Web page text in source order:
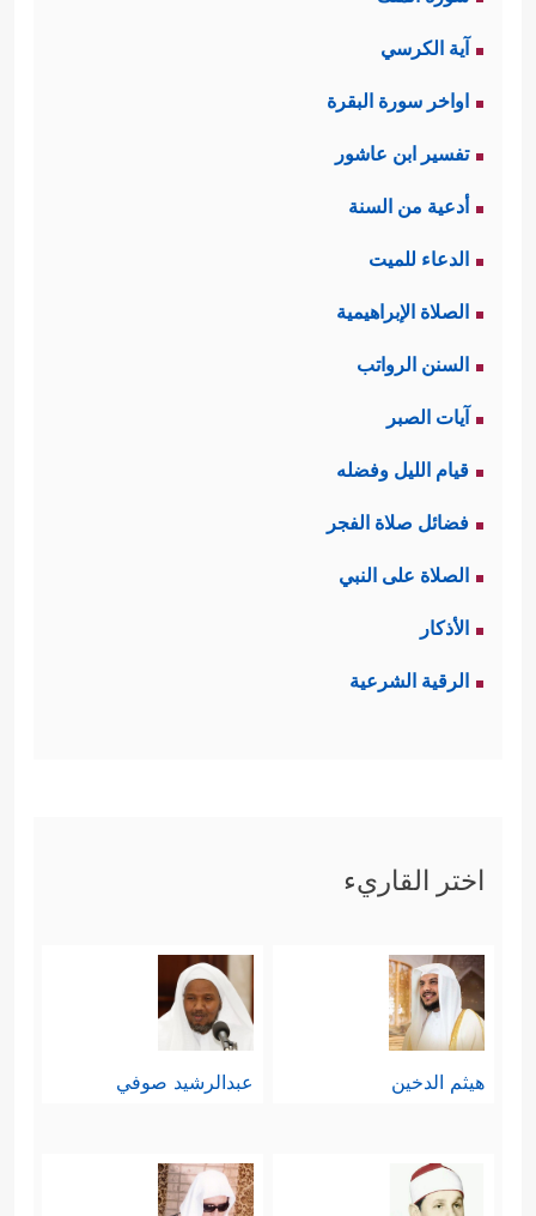
آية الكرسي
اواخر سورة البقرة
تفسير ابن عاشور
أدعية من السنة
الدعاء للميت
الصلاة الإبراهيمية
السنن الرواتب
آيات الصبر
قيام الليل وفضله
فضائل صلاة الفجر
الصلاة على النبي
الأذكار
الرقية الشرعية
اختر القاريء
هيثم الدخين عبدالرشيد صوفي